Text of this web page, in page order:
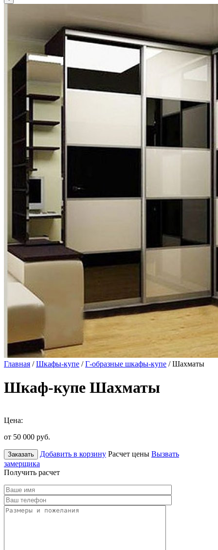
Главная /Шкафы-купе /Г-образные шкафы-купе / Шахматы
Шкаф-купе Шахматы
Цена:
от 50 000 руб.
Заказать Добавить в корзину Расчет цены Вызвать
замерщика
Получить расчет